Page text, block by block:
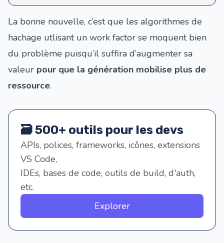
La bonne nouvelle, c’est que les algorithmes de
hachage utlisant un work factor se moquent bien
du problème puisqu’il suffira d’augmenter sa
valeur pour que la génération mobilise plus de
ressource.
🗃️ 500+ outils pour les devs
APIs, polices, frameworks, icônes, extensions
VS Code,
IDEs, bases de code, outils de build, d'auth,
etc.
Explorer